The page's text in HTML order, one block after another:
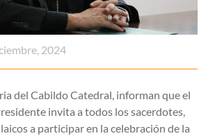
2024
del Cabildo Catedral, informan que el
invita a todos los sacerdotes,
a participar en la celebración de la